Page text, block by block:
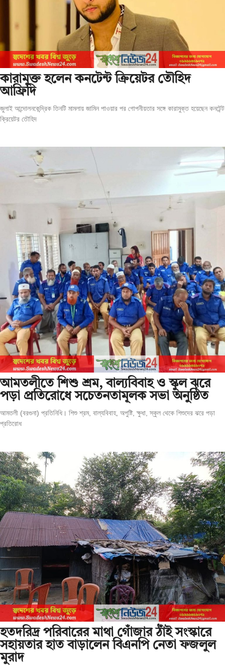
কারামুক্ত হলেন কনটেন্ট ক্রিয়েটর তৌহিদ
আফ্রিদি
জুলাই আন্দোলনকেন্দ্রিক তিনটি মামলায় জামিন পাওয়ার পর গোপনীয়তার সঙ্গে কারামুক্ত হয়েছেন কনটেন্ট
ক্রিয়েটর তৌহিদ
আমতলীতে শিশু শ্রম, বাল্যবিবাহ ও স্কুল ঝরে
পড়া প্রতিরোধে সচেতনতামূলক সভা অনুষ্ঠিত
আমতলী (বরগুনা) প্রতিনিধি। শিশু শ্রম, বাল্যবিবাহ, অপুষ্টি, ক্ষুধা, স্কুল থেকে শিশুদের ঝরে পড়া
প্রতিরোধ
হতদরিদ্র পরিবারের মাথা গোঁজার ঠাঁই সংস্কারে
সহায়তার হাত বাড়ালেন বিএনপি নেতা ফজলুল
মুরাদ